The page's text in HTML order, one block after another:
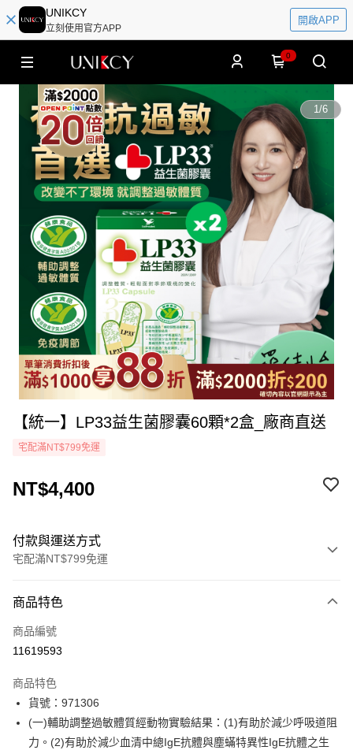
UNIKCY
立刻使用官方APP
開啟APP
0
1/6
【統一】LP33益生菌膠囊60顆*2盒_廠商直送
宅配滿NT$799免運
NT$4,400
付款與運送方式
宅配滿NT$799免運
icash Pay
信用卡一次付款
Apple Pay
街口支付
商品特色
商品編號
11619593
商品特色
貨號：971306
(一)輔助調整過敏體質經動物實驗結果：(1)有助於減少呼吸道阻
力。(2)有助於減少血清中總IgE抗體與塵蟎特異性IgE抗體之生